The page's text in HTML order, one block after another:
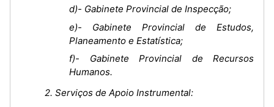
d)- Gabinete Provincial de Inspecção;
e)- Gabinete Provincial de Estudos,
Planeamento e Estatística;
f)- Gabinete Provincial de Recursos
Humanos.
2. Serviços de Apoio Instrumental: